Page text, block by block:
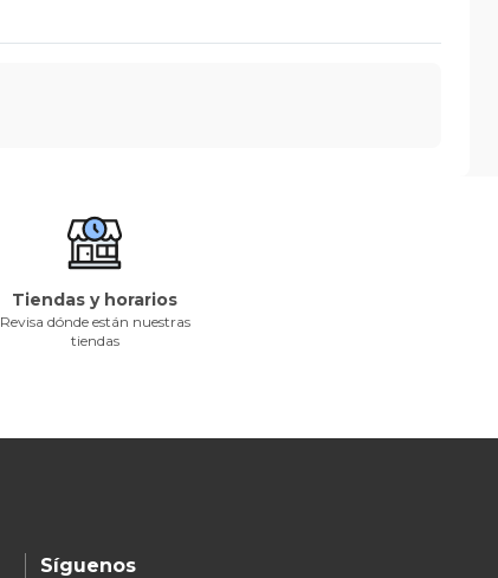
Tiendas y horarios
Revisa dónde están nuestras
tiendas
Síguenos